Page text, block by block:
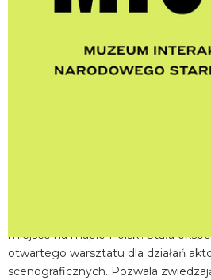
Kraków
data i godzina:
24.06.2026, g. 11:30
miejsce na mapie Polski. Stała
otwartego warsztatu dla działań
scenograficznych. Pozwala